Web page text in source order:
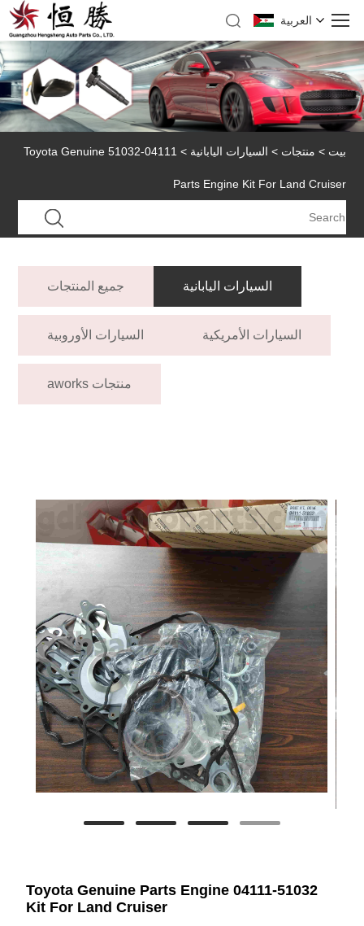
العربية
بيت > منتجات > السيارات اليابانية > 04111-51032 Toyota Genuine
Parts Engine Kit For Land Cruiser
جميع المنتجات السيارات اليابانية
السيارات الأوروبية السيارات الأمريكية
منتجات aworks
04111-51032 Toyota Genuine Parts Engine
Kit For Land Cruiser